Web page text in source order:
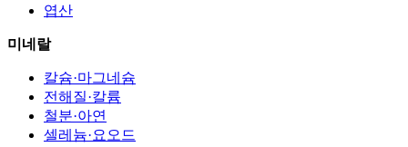
엽산
미네랄
칼슘·마그네슘
전해질·칼륨
철분·아연
셀레늄·요오드